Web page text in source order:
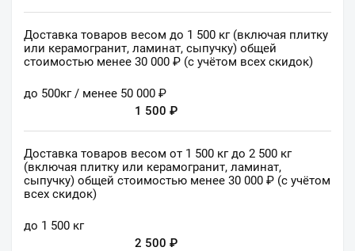
Доставка товаров весом до 1 500 кг (включая плитку
или керамогранит, ламинат, сыпучку) общей
стоимостью менее 30 000 ₽ (с учётом всех скидок)
до 500кг / менее 50 000 ₽
1 500 ₽
Доставка товаров весом от 1 500 кг до 2 500 кг
(включая плитку или керамогранит, ламинат,
сыпучку) общей стоимостью менее 30 000 ₽ (с учётом
всех скидок)
до 1 500 кг
2 500 ₽